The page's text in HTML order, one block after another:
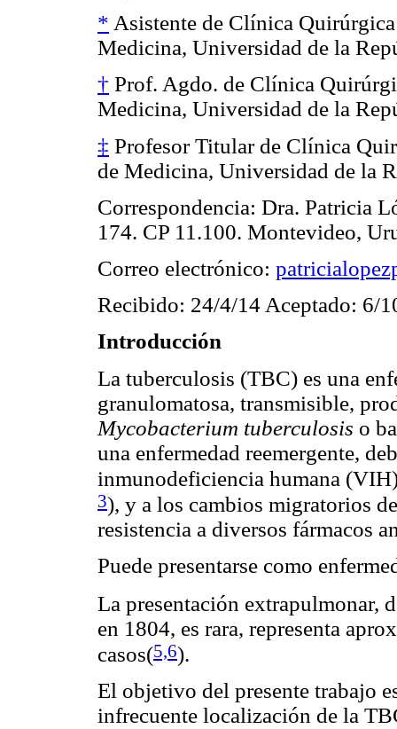
* Asistente de Clínica
Medicina, Universidad de la
† Prof. Agdo. de Clínica
Medicina, Universidad de la
‡ Profesor Titular de Clínica
de Medicina, Universidad de la
Correspondencia: Dra. Patricia
174. CP 11.100. Montevideo,
Correo electrónico:
Recibido: 24/4/14 Aceptado: 6/
Introducción
La tuberculosis (TBC) es una
granulomatosa, transmisible,
Mycobacterium tuberculosis o
una enfermedad reemergente,
inmunodeficiencia humana
3), y a los cambios migratorios
resistencia a diversos fármacos
Puede presentarse como
La presentación extrapulmonar,
en 1804, es rara, representa
casos(5,6).
El objetivo del presente trabajo
infrecuente localización de la